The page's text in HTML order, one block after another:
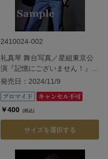
2410024-002
礼真琴 舞台写真／星組東京公
演『記憶にございません！』
『Tiara Azul ―Destino―』
発売日：2024/11/9
￥400 (税込)
サイズを選択する